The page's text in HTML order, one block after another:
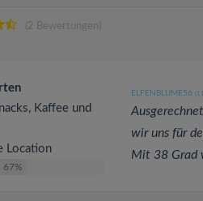
(2 Bewertungen)
Kaffee und
Location
67%
ELFENBLUME56
wir uns für
Mit 38 Grad